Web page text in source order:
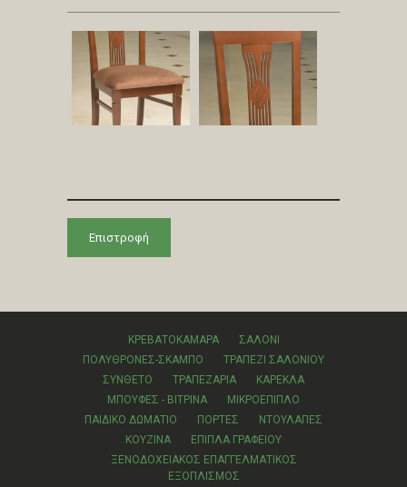
Επιστροφή
ΚΡΕΒΑΤΟΚΑΜΑΡΑ
ΣΑΛΟΝΙ
ΠΟΛΥΘΡΟΝΕΣ-ΣΚΑΜΠΟ
ΤΡΑΠΕΖΙ ΣΑΛΟΝΙΟΥ
ΣΥΝΘΕΤΟ
ΤΡΑΠΕΖΑΡΙΑ
ΚΑΡΕΚΛΑ
ΜΠΟΥΦΕΣ - ΒΙΤΡΙΝΑ
ΜΙΚΡΟΕΠΙΠΛΟ
ΠΑΙΔΙΚΟ ΔΩΜΑΤΙΟ
ΠΟΡΤΕΣ
ΝΤΟΥΛΑΠΕΣ
ΚΟΥΖΙΝΑ
ΕΠΙΠΛΑ ΓΡΑΦΕΙΟΥ
ΞΕΝΟΔΟΧΕΙΑΚΟΣ ΕΠΑΓΓΕΛΜΑΤΙΚΟΣ
ΕΞΟΠΛΙΣΜΟΣ